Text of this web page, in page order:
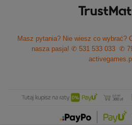
Masz pytania? Nie wiesz co wybrać?
nasza pasja! ✆ 531 533 033 ✆
activegames.pl